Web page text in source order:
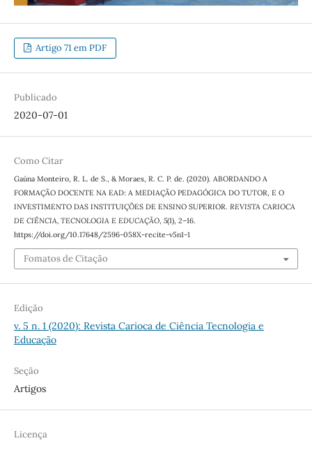
Artigo 71 em PDF
Publicado
2020-07-01
Como Citar
Gaúna Monteiro, R. L. de S., & Moraes, R. C. P. de. (2020). ABORDANDO A
FORMAÇÃO DOCENTE NA EAD: A MEDIAÇÃO PEDAGÓGICA DO TUTOR, E O
INVESTIMENTO DAS INSTITUIÇÕES DE ENSINO SUPERIOR. REVISTA CARIOCA
DE CIÊNCIA, TECNOLOGIA E EDUCAÇÃO, 5(1), 2–16.
https://doi.org/10.17648/2596-058X-recite-v5n1-1
Fomatos de Citação
Edição
v. 5 n. 1 (2020): Revista Carioca de Ciência Tecnologia e
Educação
Seção
Artigos
Licença